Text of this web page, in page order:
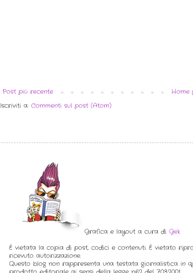
Post più recente
Home
Iscriviti a: Commenti sul post (Atom)
Grafica e layout a cura di Gek
È vietata la copia di post, codici e contenuti. È vietato
ricevuto autorizzazione.
Questo blog non rappresenta una testata giornalistica in